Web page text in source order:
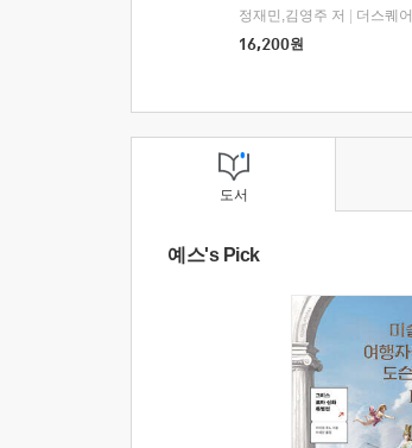
정재민,김영주 저
더스퀘어
16,200원
도서
예스's Pick